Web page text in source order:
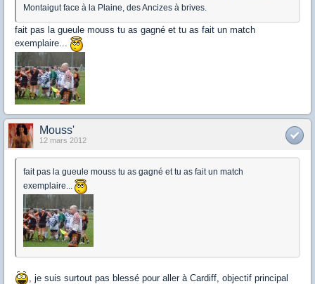
Montaigut face à la Plaine, des Ancizes à brives.
fait pas la gueule mouss tu as gagné et tu as fait un match
exemplaire...
Mouss'
12 mars 2012
fait pas la gueule mouss tu as gagné et tu as fait un match
exemplaire...
, je suis surtout pas blessé pour aller à Cardiff, objectif principal